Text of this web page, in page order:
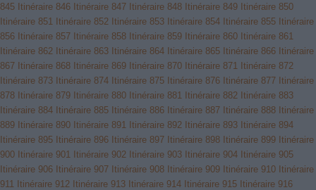
845 Itinéraire 846 Itinéraire 847 Itinéraire 848 Itinéraire 849 Itinéraire 850
Itinéraire 851 Itinéraire 852 Itinéraire 853 Itinéraire 854 Itinéraire 855 Itinéraire
856 Itinéraire 857 Itinéraire 858 Itinéraire 859 Itinéraire 860 Itinéraire 861
Itinéraire 862 Itinéraire 863 Itinéraire 864 Itinéraire 865 Itinéraire 866 Itinéraire
867 Itinéraire 868 Itinéraire 869 Itinéraire 870 Itinéraire 871 Itinéraire 872
Itinéraire 873 Itinéraire 874 Itinéraire 875 Itinéraire 876 Itinéraire 877 Itinéraire
878 Itinéraire 879 Itinéraire 880 Itinéraire 881 Itinéraire 882 Itinéraire 883
Itinéraire 884 Itinéraire 885 Itinéraire 886 Itinéraire 887 Itinéraire 888 Itinéraire
889 Itinéraire 890 Itinéraire 891 Itinéraire 892 Itinéraire 893 Itinéraire 894
Itinéraire 895 Itinéraire 896 Itinéraire 897 Itinéraire 898 Itinéraire 899 Itinéraire
900 Itinéraire 901 Itinéraire 902 Itinéraire 903 Itinéraire 904 Itinéraire 905
Itinéraire 906 Itinéraire 907 Itinéraire 908 Itinéraire 909 Itinéraire 910 Itinéraire
911 Itinéraire 912 Itinéraire 913 Itinéraire 914 Itinéraire 915 Itinéraire 916